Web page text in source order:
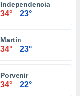
Independencia
34° 23°
Martin
34° 23°
Porvenir
34° 22°